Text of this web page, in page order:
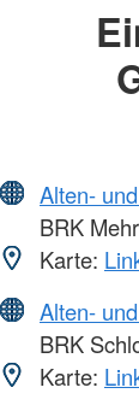
Alten-
BRK
Karte:
Alten-
BRK
Karte: